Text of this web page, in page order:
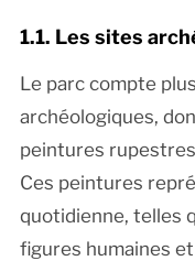
1.1. Les sites
Le parc compte
archéologiques,
peintures
Ces peintures
quotidienne, telles
figures humaines